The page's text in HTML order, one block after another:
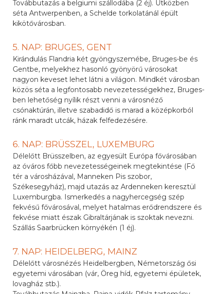
Továbbutazás a belgiumi szállodába (2 éj). Útközben
séta Antwerpenben, a Schelde torkolatánál épült
kikötővárosban.
5. NAP: BRUGES, GENT
Kirándulás Flandria két gyöngyszemébe, Bruges-be és
Gentbe, melyekhez hasonló gyönyörű városokat
nagyon keveset lehet látni a világon. Mindkét városban
közös séta a legfontosabb nevezetességekhez, Bruges-
ben lehetőség nyílik részt venni a városnéző
csónaktúrán, illetve szabadidő is marad a középkorból
ránk maradt utcák, házak felfedezésére.
6. NAP: BRÜSSZEL, LUXEMBURG
Délelőtt Brüsszelben, az egyesült Európa fővárosában
az óváros főbb nevezetességeinek megtekintése (Fő
tér a városházával, Manneken Pis szobor,
Székesegyház), majd utazás az Ardenneken keresztül
Luxemburgba. Ismerkedés a nagyhercegség szép
fekvésű fővárosával, melyet hatalmas erődrendszere és
fekvése miatt észak Gibraltárjának is szoktak nevezni.
Szállás Saarbrücken környékén (1 éj).
7. NAP: HEIDELBERG, MAINZ
Délelőtt városnézés Heidelbergben, Németország ősi
egyetemi városában (vár, Öreg híd, egyetemi épületek,
lovagház stb.).